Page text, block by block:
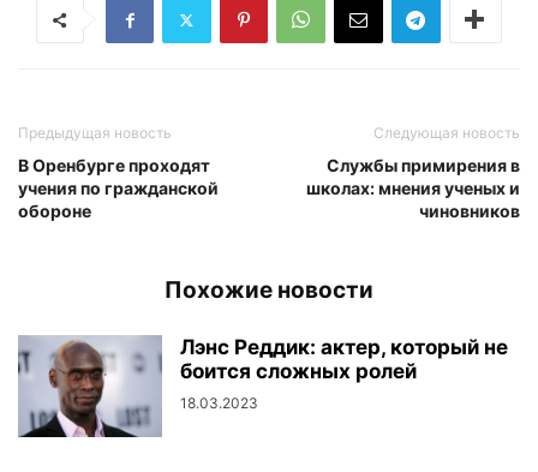
Предыдущая новость
В Оренбурге проходят
учения по гражданской
обороне
Следующая новость
Службы примирения в
школах: мнения ученых и
чиновников
Похожие новости
Лэнс Реддик: актер, который не
боится сложных ролей
18.03.2023